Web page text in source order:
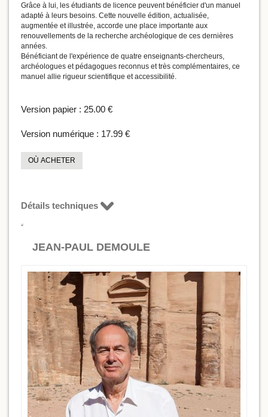
Grâce à lui, les étudiants de licence peuvent bénéficier d'un manuel
adapté à leurs besoins. Cette nouvelle édition, actualisée,
augmentée et illustrée, accorde une place importante aux
renouvellements de la recherche archéologique de ces dernières
années.
Bénéficiant de l'expérience de quatre enseignants-chercheurs,
archéologues et pédagogues reconnus et très complémentaires, ce
manuel allie rigueur scientifique et accessibilité.
Version papier : 25.00 €
Version numérique : 17.99 €
OÙ ACHETER
Détails techniques
JEAN-PAUL DEMOULE